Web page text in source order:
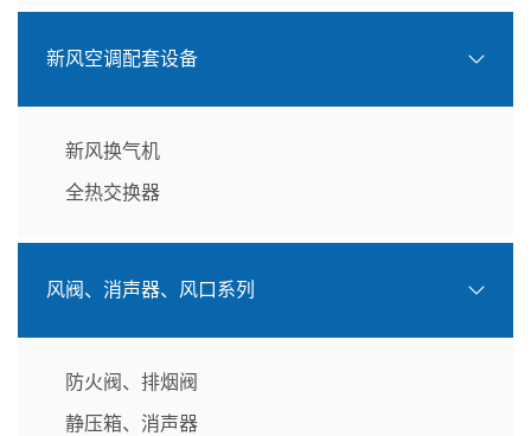
新风空调配套设备
新风换气机
全热交换器
风阀、消声器、风口系列
防火阀、排烟阀
静压箱、消声器